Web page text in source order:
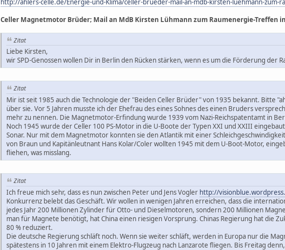
Celler Magnetmotor Brüder; Mail an MdB Kirsten Lühmann zum Raumenergie-Treffen
Zitat
Liebe Kirsten,
wir SPD-Genossen wollen Dir in Berlin den Rücken stärken, wenn es um die Förderung der
Zitat
Mir ist seit 1985 auch die Technologie der "Beiden Celler Brüder" von 1935 bekannt. Bitte
über sie. Vor 5 Jahren musste ich der Ehefrau des eines Sohnes des einen Bruders
mehr zu nennen. Die Magnetmotor-Erfindung wurde 1939 vom Nazi-Reichspatentamt in
Noch 1945 wurde der Celler 100 PS-Motor in die U-Boote der Typen XXI und XXIII
Sonar. Nur mit dem Magnetmotor konnten sie den Atlantik mit einer
von Braun und Kapitänleutnant Hans Kolar/Coler wollten 1945 mit dem U-Boot-Motor,
fliehen, was misslang.
Zitat
Ich freue mich sehr, dass es nun zwischen Peter und Jens Vogler http://
Konkurrenz belebt das Geschäft. Wir wollen in wenigen Jahren erreichen, dass die
jedes Jahr 200 Millionen Zylinder für Otto- und Dieselmotoren, sondern 200 Millionen
man für Magnete benötigt, hat China einen riesigen Vorsprung. Chinas Regierung hat die
80 % reduziert.
Die deutsche Regierung schläft noch. Wenn sie weiter schläft, werden in Europa nur die
spätestens in 10 Jahren mit einem Elektro-Flugzeug nach Lanzarote fliegen. Bis Freitag